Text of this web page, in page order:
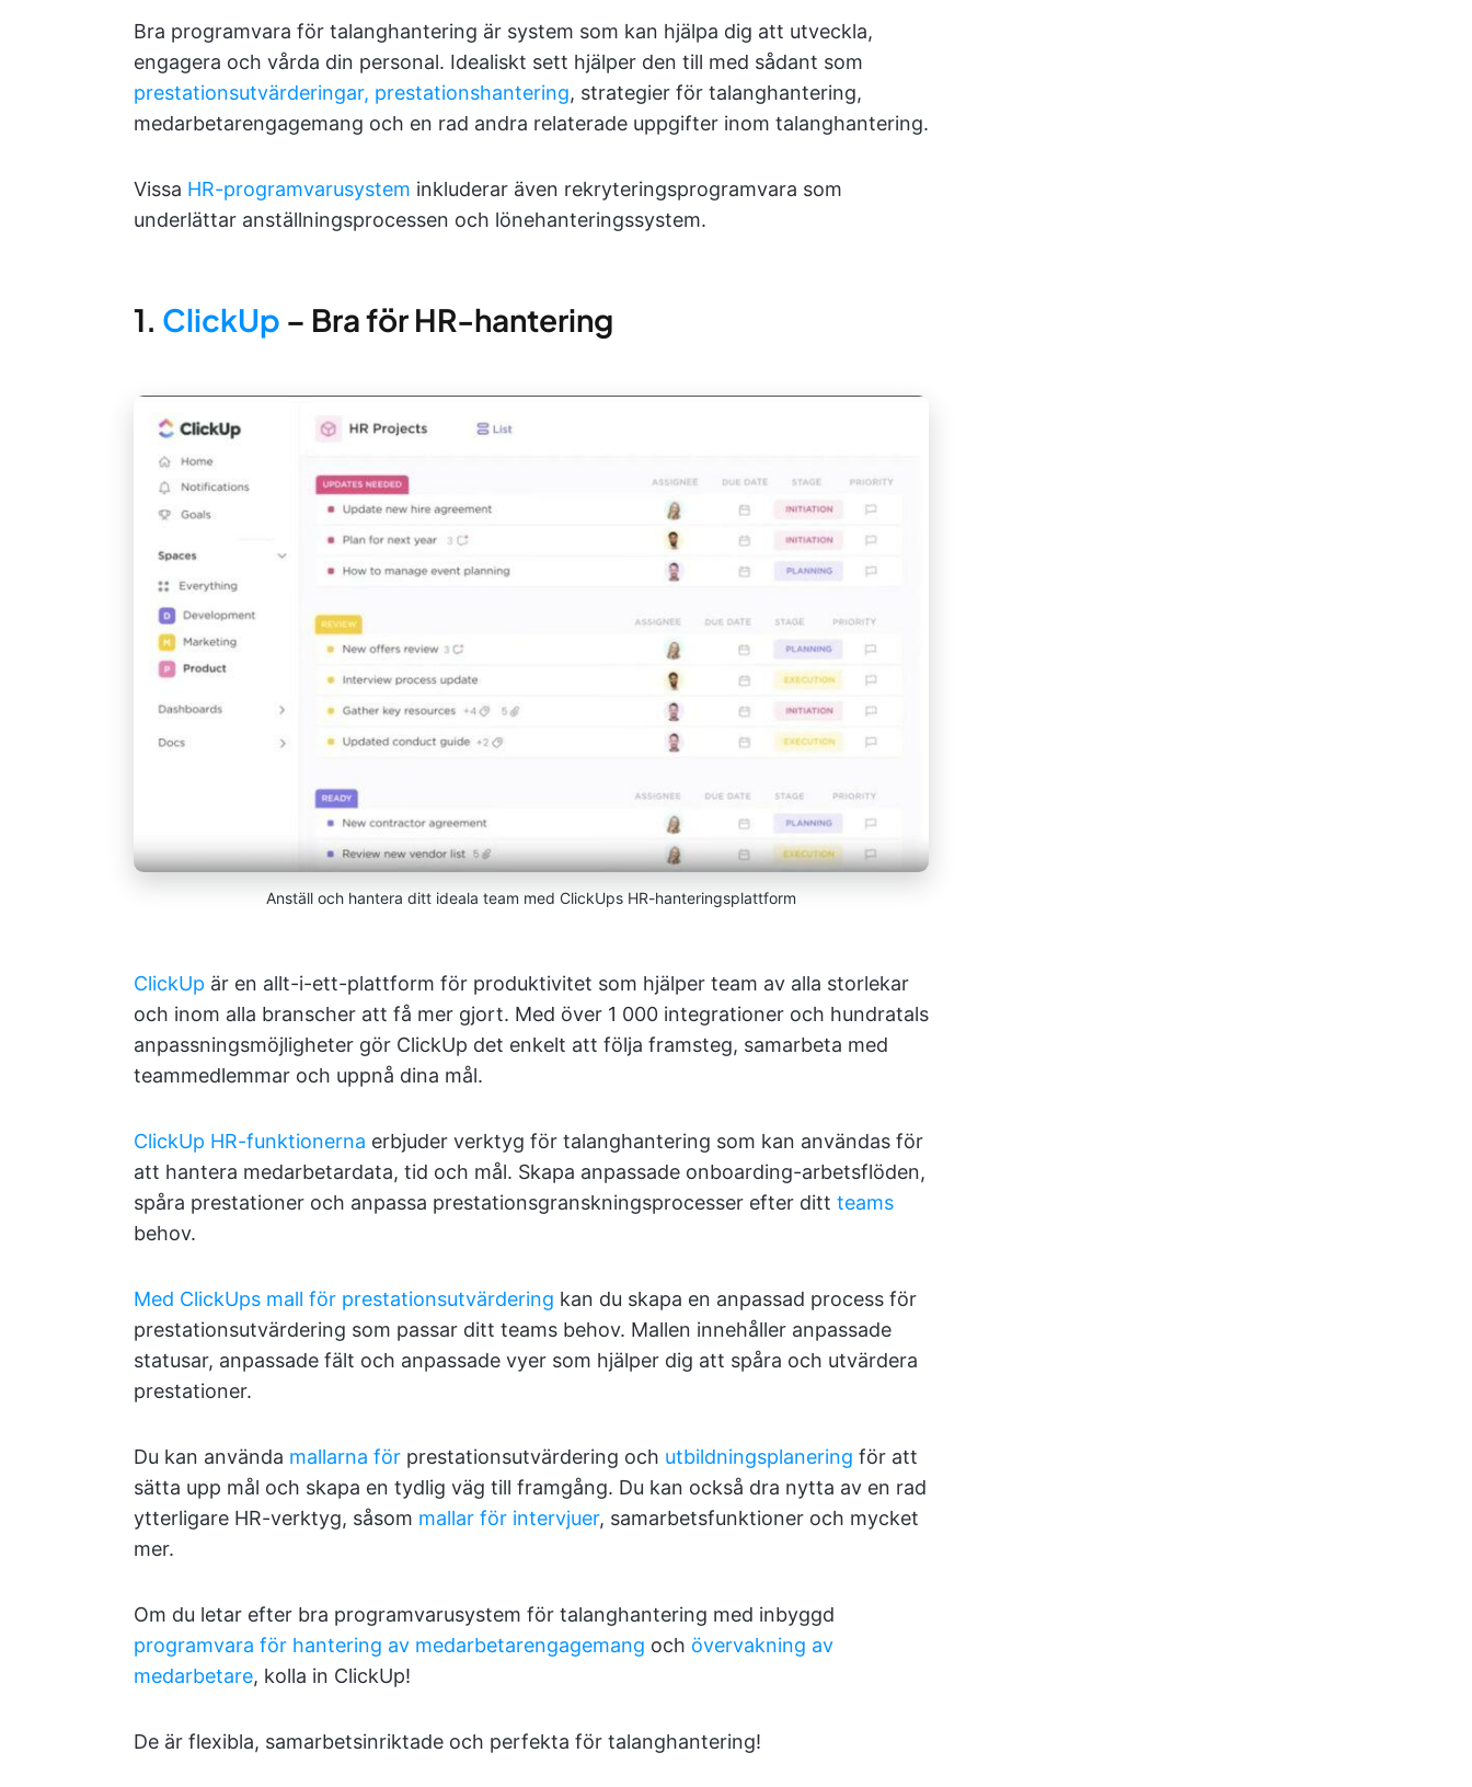
Bra programvara för talanghantering är system som kan hjälpa dig att utveckla,
engagera och vårda din personal. Idealiskt sett hjälper den till med sådant som
prestationsutvärderingar, prestationshantering, strategier för talanghantering,
medarbetarengagemang och en rad andra relaterade uppgifter inom talanghantering.
Vissa HR-programvarusystem inkluderar även rekryteringsprogramvara som
underlättar anställningsprocessen och lönehanteringssystem.
1. ClickUp – Bra för HR-hantering
Anställ och hantera ditt ideala team med ClickUps HR-hanteringsplattform
ClickUp är en allt-i-ett-plattform för produktivitet som hjälper team av alla storlekar
och inom alla branscher att få mer gjort. Med över 1 000 integrationer och hundratals
anpassningsmöjligheter gör ClickUp det enkelt att följa framsteg, samarbeta med
teammedlemmar och uppnå dina mål.
ClickUp HR-funktionerna erbjuder verktyg för talanghantering som kan användas för
att hantera medarbetardata, tid och mål. Skapa anpassade onboarding-arbetsflöden,
spåra prestationer och anpassa prestationsgranskningsprocesser efter ditt teams
behov.
Med ClickUps mall för prestationsutvärdering kan du skapa en anpassad process för
prestationsutvärdering som passar ditt teams behov. Mallen innehåller anpassade
statusar, anpassade fält och anpassade vyer som hjälper dig att spåra och utvärdera
prestationer.
Du kan använda mallarna för prestationsutvärdering och utbildningsplanering för att
sätta upp mål och skapa en tydlig väg till framgång. Du kan också dra nytta av en rad
ytterligare HR-verktyg, såsom mallar för intervjuer, samarbetsfunktioner och mycket
mer.
Om du letar efter bra programvarusystem för talanghantering med inbyggd
programvara för hantering av medarbetarengagemang och övervakning av
medarbetare, kolla in ClickUp!
De är flexibla, samarbetsinriktade och perfekta för talanghantering!